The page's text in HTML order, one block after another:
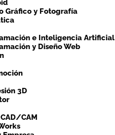
Gráfico y Fotografía
e Inteligencia Artificial
y Diseño Web
3D
CAM